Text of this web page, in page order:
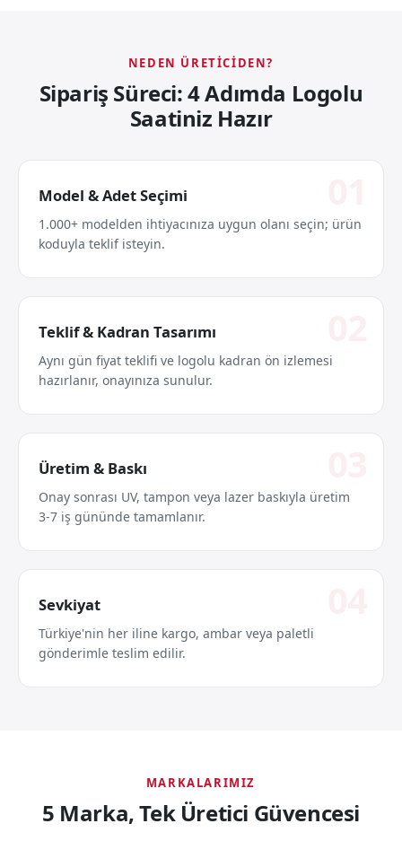
NEDEN ÜRETICIDEN?
Sipariş Süreci: 4 Adımda Logolu
Saatiniz Hazır
Model & Adet Seçimi
1.000+ modelden ihtiyacınıza uygun olanı seçin; ürün
koduyla teklif isteyin.
Teklif & Kadran Tasarımı
Aynı gün fiyat teklifi ve logolu kadran ön izlemesi
hazırlanır, onayınıza sunulur.
Üretim & Baskı
Onay sonrası UV, tampon veya lazer baskıyla üretim
3-7 iş gününde tamamlanır.
Sevkiyat
Türkiye'nin her iline kargo, ambar veya paletli
gönderimle teslim edilir.
MARKALARIMIZ
5 Marka, Tek Üretici Güvencesi